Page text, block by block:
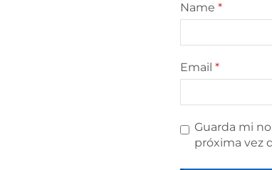
Name *
Email *
Guarda mi
próxima vez